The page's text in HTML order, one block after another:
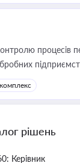
рішень
Керівник